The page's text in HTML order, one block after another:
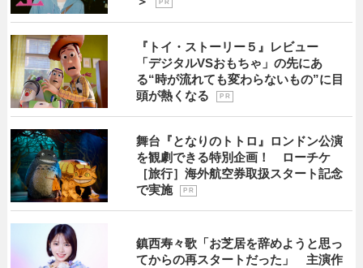
P R
『トイ・ストーリー５』レビュー
「デジタルVSおもちゃ」の先にあ
る“時が流れても変わらないもの”に目
頭が熱くなる
P R
舞台『となりのトトロ』ロンドン公演
を観劇できる特別企画！ ローチケ
［旅行］海外航空券取扱スタート記念
で実施
P R
鎮西寿々歌「お芝居を辞めようと思っ
てからの再スタートだった」 主演作